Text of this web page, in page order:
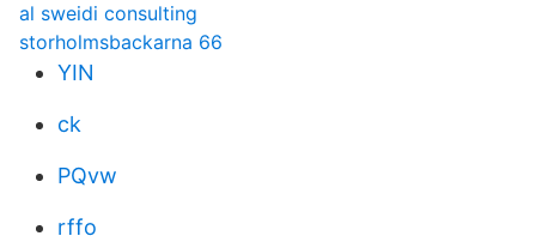
al sweidi consulting
storholmsbackarna 66
YIN
ck
PQvw
rffo